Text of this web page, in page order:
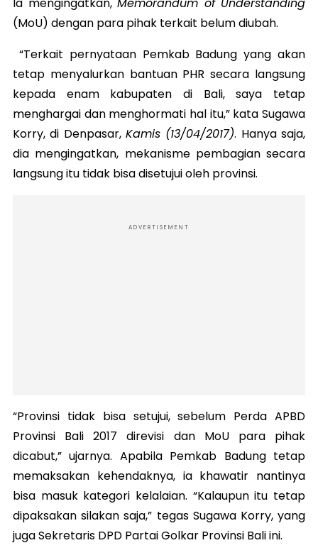
(MoU) dengan para pihak terkait belum diubah.
“Terkait pernyataan Pemkab Badung yang akan
tetap menyalurkan bantuan PHR secara langsung
kepada enam kabupaten di Bali, saya tetap
menghargai dan menghormati hal itu,” kata Sugawa
Korry, di Denpasar, Kamis (13/04/2017). Hanya saja,
dia mengingatkan, mekanisme pembagian secara
langsung itu tidak bisa disetujui oleh provinsi.
ADVERTISEMENT
“Provinsi tidak bisa setujui, sebelum Perda APBD
Provinsi Bali 2017 direvisi dan MoU para pihak
dicabut,” ujarnya. Apabila Pemkab Badung tetap
memaksakan kehendaknya, ia khawatir nantinya
bisa masuk kategori kelalaian. “Kalaupun itu tetap
dipaksakan silakan saja,” tegas Sugawa Korry, yang
juga Sekretaris DPD Partai Golkar Provinsi Bali ini.